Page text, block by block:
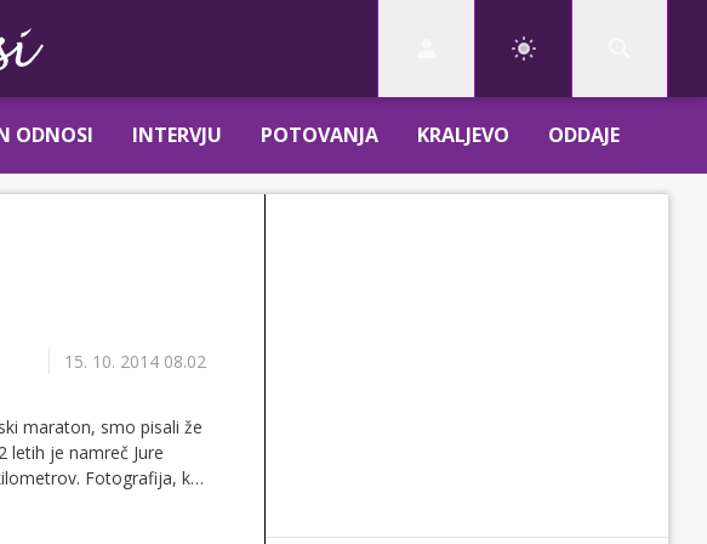
ODNOSI INTERVJU POTOVANJA KRALJEVO ODDAJE
15. 10. 2014 08.02
maraton, smo pisali že
letih je namreč Jure
Fotografija, ki